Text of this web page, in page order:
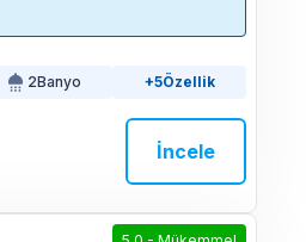
2Banyo +5Özellik
İncele